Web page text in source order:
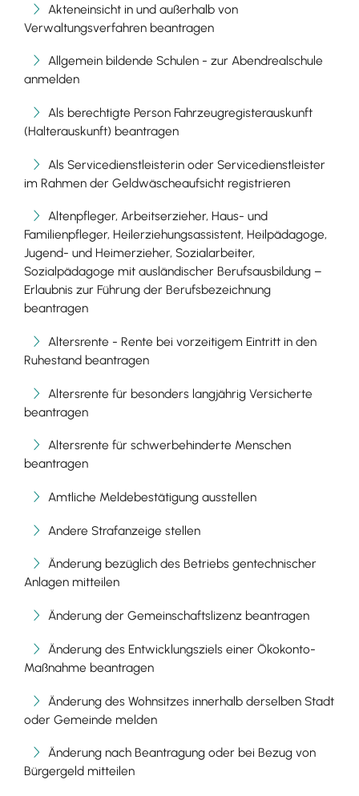
Akteneinsicht in und außerhalb von
Verwaltungsverfahren beantragen
Allgemein bildende Schulen - zur Abendrealschule
anmelden
Als berechtigte Person Fahrzeugregisterauskunft
(Halterauskunft) beantragen
Als Servicedienstleisterin oder Servicedienstleister
im Rahmen der Geldwäscheaufsicht registrieren
Altenpfleger, Arbeitserzieher, Haus- und
Familienpfleger, Heilerziehungsassistent, Heilpädagoge,
Jugend- und Heimerzieher, Sozialarbeiter,
Sozialpädagoge mit ausländischer Berufsausbildung –
Erlaubnis zur Führung der Berufsbezeichnung
beantragen
Altersrente - Rente bei vorzeitigem Eintritt in den
Ruhestand beantragen
Altersrente für besonders langjährig Versicherte
beantragen
Altersrente für schwerbehinderte Menschen
beantragen
Amtliche Meldebestätigung ausstellen
Andere Strafanzeige stellen
Änderung bezüglich des Betriebs gentechnischer
Anlagen mitteilen
Änderung der Gemeinschaftslizenz beantragen
Änderung des Entwicklungsziels einer Ökokonto-
Maßnahme beantragen
Änderung des Wohnsitzes innerhalb derselben Stadt
oder Gemeinde melden
Änderung nach Beantragung oder bei Bezug von
Bürgergeld mitteilen